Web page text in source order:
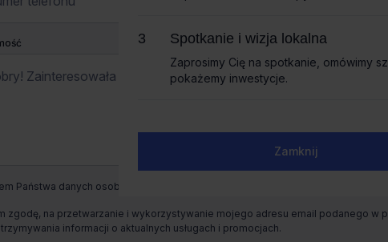
Spotkanie i wizja lokalna
Zaprosimy Cię na spotkanie, omówimy
pokażemy inwestycje.
Zamknij
Państwa danych osobowych jest CBRE sp. z o. o. z siedzibą w Warszawie,
zgodę, na przetwarzanie i wykorzystywanie mojego adresu email podanego
informacji o aktualnych usługach i promocjach.
Spotkanie i wizja lokalna
Zaprosimy Cię na spotkanie, omówimy
pokażemy inwestycje.
Zamknij